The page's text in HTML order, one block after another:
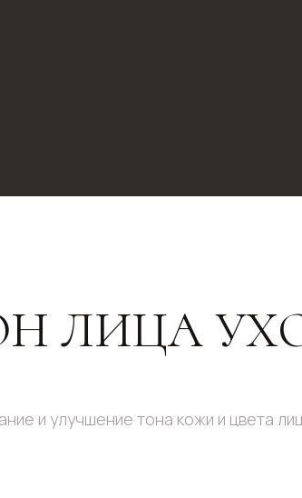
ЛИЦА
и улучшение тона кожи и цвета